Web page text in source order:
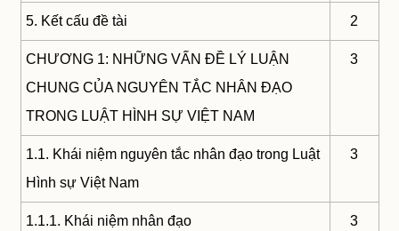
5. Kết cấu đề tài 2
CHƯƠNG 1: NHỮNG VẤN ĐỀ LÝ LUẬN
CHUNG CỦA NGUYÊN TẮC NHÂN ĐẠO
TRONG LUẬT HÌNH SỰ VIỆT NAM
3
1.1. Khái niệm nguyên tắc nhân đạo trong Luật
Hình sự Việt Nam
3
1.1.1. Khái niệm nhân đạo 3